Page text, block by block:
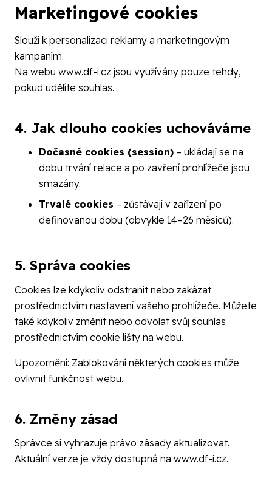
Marketingové cookies
Slouží k personalizaci reklamy a marketingovým
kampaním.
Na webu www.df-i.cz jsou využívány pouze tehdy,
pokud udělíte souhlas.
4. Jak dlouho cookies uchováváme
Dočasné cookies (session) – ukládají se na
dobu trvání relace a po zavření prohlížeče jsou
smazány.
Trvalé cookies – zůstávají v zařízení po
definovanou dobu (obvykle 14–26 měsíců).
5. Správa cookies
Cookies lze kdykoliv odstranit nebo zakázat
prostřednictvím nastavení vašeho prohlížeče. Můžete
také kdykoliv změnit nebo odvolat svůj souhlas
prostřednictvím cookie lišty na webu.
Upozornění: Zablokování některých cookies může
ovlivnit funkčnost webu.
6. Změny zásad
Správce si vyhrazuje právo zásady aktualizovat.
Aktuální verze je vždy dostupná na www.df-i.cz.